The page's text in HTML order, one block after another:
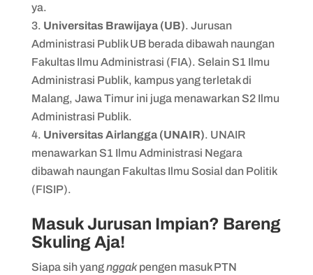
ya.
Universitas Brawijaya (UB). Jurusan
Administrasi Publik UB berada dibawah naungan
Fakultas Ilmu Administrasi (FIA). Selain S1 Ilmu
Administrasi Publik, kampus yang terletak di
Malang, Jawa Timur ini juga menawarkan S2 Ilmu
Administrasi Publik.
Universitas Airlangga (UNAIR). UNAIR
menawarkan S1 Ilmu Administrasi Negara
dibawah naungan Fakultas Ilmu Sosial dan Politik
(FISIP).
Masuk Jurusan Impian? Bareng
Skuling Aja!
Siapa sih yangnggakpengen masuk PTN